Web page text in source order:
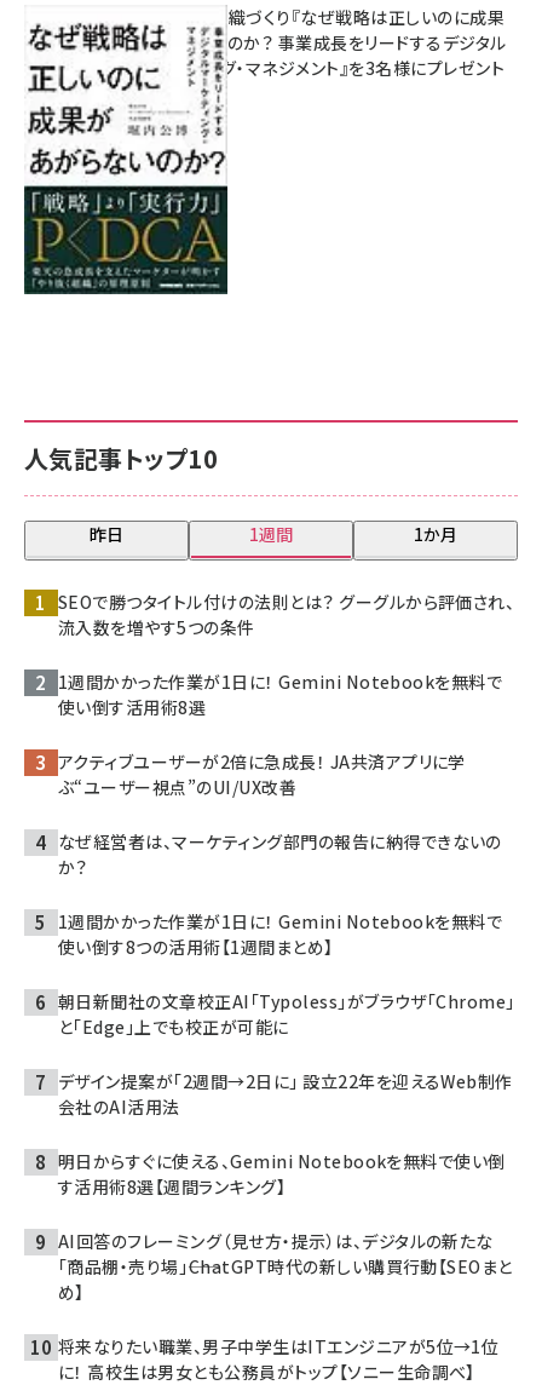
人気記事トップ10
昨日 1週間 1か月
SEOで勝つタイトル付けの法則とは？ グーグルから評価され、
流入数を増やす5つの条件
1週間かかった作業が1日に！ Gemini Notebookを無料で
使い倒す活用術8選
アクティブユーザーが2倍に急成長！ JA共済アプリに学
ぶ“ユーザー視点”のUI/UX改善
なぜ経営者は、マーケティング部門の報告に納得できないの
か？
1週間かかった作業が1日に！ Gemini Notebookを無料で
使い倒す8つの活用術【1週間まとめ】
朝日新聞社の文章校正AI「Typoless」がブラウザ「Chrome」
と「Edge」上でも校正が可能に
デザイン提案が「2週間→2日に」 設立22年を迎えるWeb制作
会社のAI活用法
明日からすぐに使える、Gemini Notebookを無料で使い倒
す活用術8選【週間ランキング】
AI回答のフレーミング（見せ方・提示）は、デジタルの新たな
「商品棚・売り場」――ChatGPT時代の新しい購買行動【SEOまと
め】
将来なりたい職業、男子中学生はITエンジニアが5位→1位
に！ 高校生は男女とも公務員がトップ【ソニー生命調べ】
成果を生む組織づくり『なぜ戦略は正しいのに成果
があがらないのか？ 事業成長をリードするデジタル
マーケティング・マネジメント』を3名様にプレゼント
8月7日 10:00